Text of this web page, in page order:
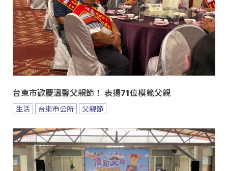
台東市歡慶溫馨父親節！ 表揚71位模範父親
生活 台東市公所 父親節